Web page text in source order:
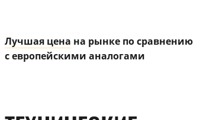
Лучшая цена на рынке по сравнению
с европейскими аналогами